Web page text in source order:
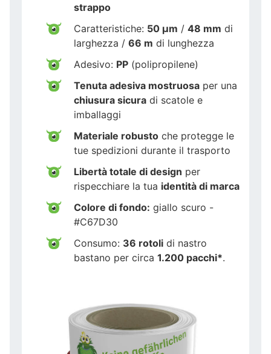
strappo
Caratteristiche: 50 µm / 48 mm di
larghezza / 66 m di lunghezza
Adesivo: PP (polipropilene)
Tenuta adesiva mostruosa per una
chiusura sicura di scatole e
imballaggi
Materiale robusto che protegge le
tue spedizioni durante il trasporto
Libertà totale di design per
rispecchiare la tua identità di marca
Colore di fondo: giallo scuro -
#C67D30
Consumo: 36 rotoli di nastro
bastano per circa 1.200 pacchi*.